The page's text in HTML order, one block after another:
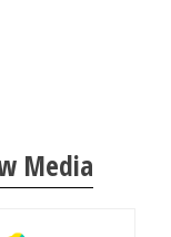
Media